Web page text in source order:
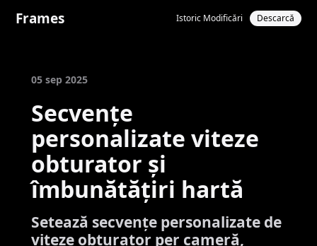
Frames Istoric Modificări Descarcă
05 sep 2025
Secvențe
personalizate viteze
obturator și
îmbunătățiri hartă
Setează secvențe personalizate de
viteze obturator per cameră,